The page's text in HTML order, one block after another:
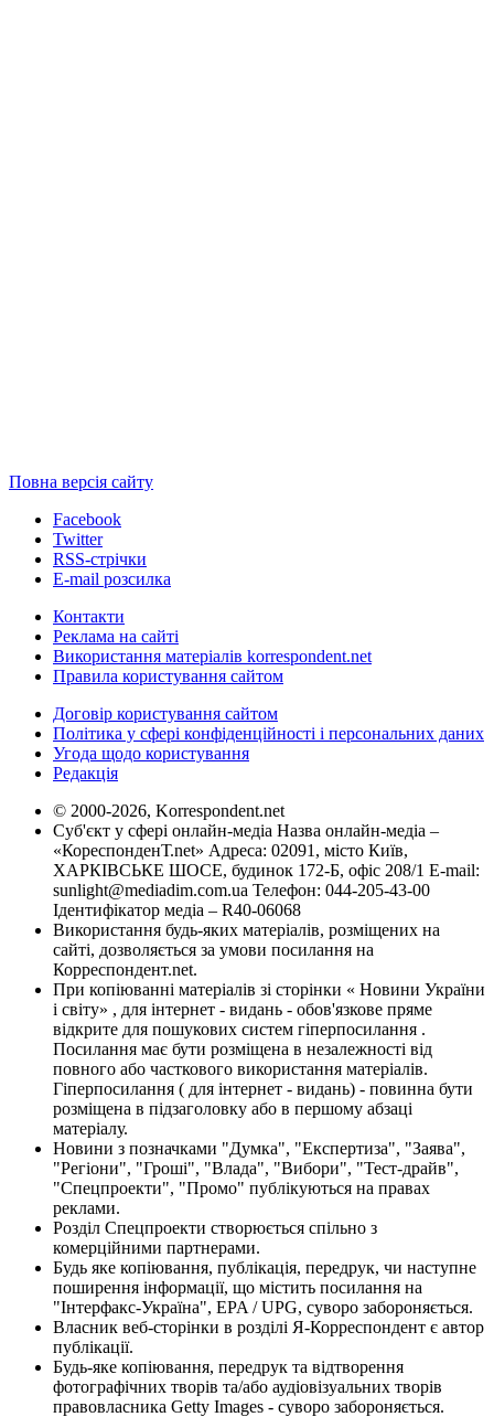
Повна версія сайту
Facebook
Twitter
RSS-стрічки
E-mail розсилка
Контакти
Реклама на сайті
Використання матеріалів korrespondent.net
Правила користування сайтом
Договір користування сайтом
Політика у сфері конфіденційності і персональних даних
Угода щодо користування
Редакція
© 2000-2026, Korrespondent.net
Суб'єкт у сфері онлайн-медіа Назва онлайн-медіа –
«КореспонденТ.net» Адреса: 02091, місто Київ,
ХАРКІВСЬКЕ ШОСЕ, будинок 172-Б, офіс 208/1 E-mail:
sunlight@mediadim.com.ua Телефон: 044-205-43-00
Ідентифікатор медіа – R40-06068
Використання будь-яких матеріалів, розміщених на
сайті, дозволяється за умови посилання на
Корреспондент.net.
При копіюванні матеріалів зі сторінки « Новини України
і світу» , для інтернет - видань - обов'язкове пряме
відкрите для пошукових систем гіперпосилання .
Посилання має бути розміщена в незалежності від
повного або часткового використання матеріалів.
Гіперпосилання ( для інтернет - видань) - повинна бути
розміщена в підзаголовку або в першому абзаці
матеріалу.
Новини з позначками "Думка", "Експертиза", "Заява",
"Регіони", "Гроші", "Влада", "Вибори", "Тест-драйв",
"Спецпроекти", "Промо" публікуються на правах
реклами.
Розділ Спецпроекти створюється спільно з
комерційними партнерами.
Будь яке копіювання, публікація, передрук, чи наступне
поширення інформації, що містить посилання на
"Інтерфакс-Україна", EPA / UPG, суворо забороняється.
Власник веб-сторінки в розділі Я-Корреспондент є автор
публікації.
Будь-яке копіювання, передрук та відтворення
фотографічних творів та/або аудіовізуальних творів
правовласника Getty Images - суворо забороняється.